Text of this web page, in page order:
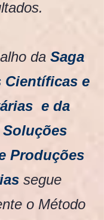
da Saga
Científicas e
e da
Soluções
Produções
segue
o Método